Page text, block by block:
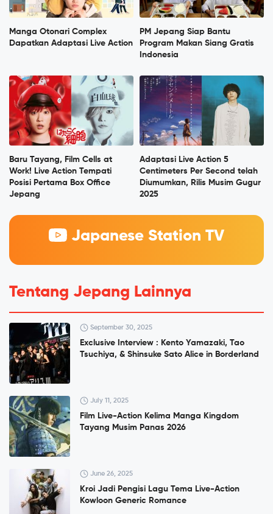
Manga Otonari Complex
Dapatkan Adaptasi Live Action
PM Jepang Siap Bantu
Program Makan Siang Gratis
Indonesia
Baru Tayang, Film Cells at
Work! Live Action Tempati
Posisi Pertama Box Office
Jepang
Adaptasi Live Action 5
Centimeters Per Second telah
Diumumkan, Rilis Musim Gugur
2025
Japanese Station TV
Tentang Jepang Lainnya
September 30, 2025
Exclusive Interview : Kento Yamazaki, Tao
Tsuchiya, & Shinsuke Sato Alice in Borderland
July 11, 2025
Film Live-Action Kelima Manga Kingdom
Tayang Musim Panas 2026
June 26, 2025
Kroi Jadi Pengisi Lagu Tema Live-Action
Kowloon Generic Romance